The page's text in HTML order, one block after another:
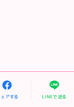
アする LINEで送る